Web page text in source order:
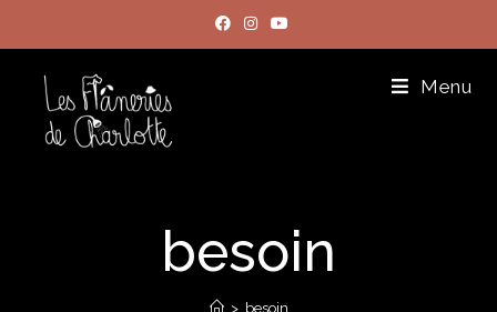
Menu
besoin
> besoin